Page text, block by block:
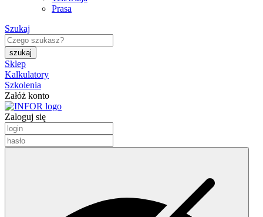
Prasa
Szukaj
Sklep
Kalkulatory
Szkolenia
Załóż konto
Zaloguj się